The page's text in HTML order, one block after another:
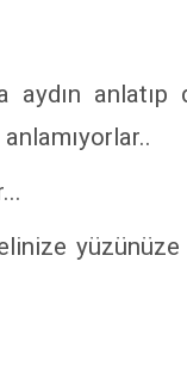
anlatıp
anlamıyorlar..